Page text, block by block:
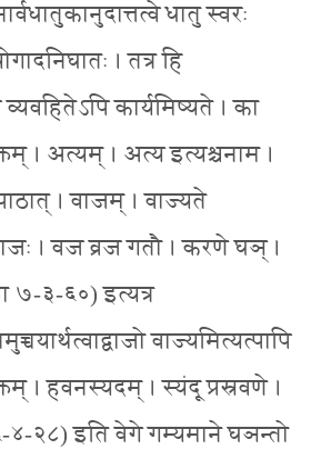
धातु स्वरः
। तत्र हि
कार्यमिष्यते । का
। अत्यम् । अत्य इत्यश्चनाम ।
। वाजम् । वाज्यते
। वज व्रज गतौ । करणे घञ् ।
७-३-६०) इत्यत्र
वाज्यमित्यत्पापि
। हवनस्यदम् । स्यंदू प्रस्रवणे ।
४-२८) इति वेगे गम्यमाने घञन्तो